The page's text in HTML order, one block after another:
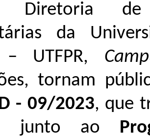
Diretoria de
da
– UTFPR,
tornam
- 09/2023, que
junto ao